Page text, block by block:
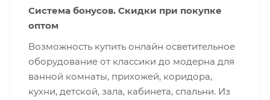
Система бонусов. Скидки при покупке
оптом
Возможность купить онлайн осветительное
оборудование от классики до модерна для
ванной комнаты, прихожей, коридора,
кухни, детской, зала, кабинета, спальни. Из